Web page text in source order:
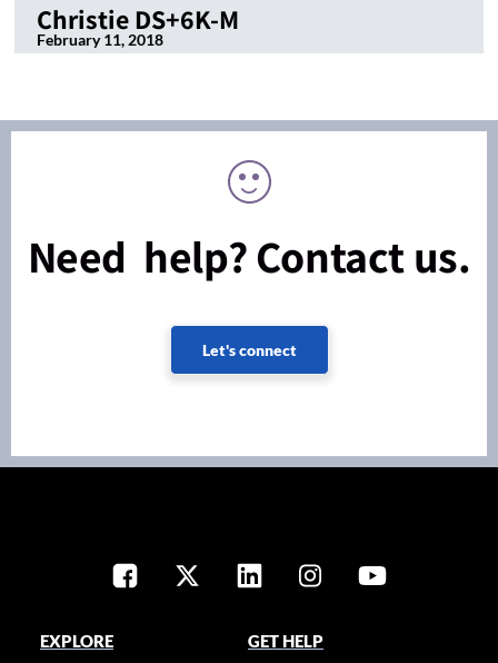
Christie DS+6K-M
February 11, 2018
Need help? Contact us.
Let's connect
EXPLORE
GET HELP